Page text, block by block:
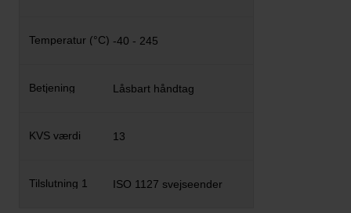
-40 - 245
Låsbart håndtag
13
ISO 1127 svejseender